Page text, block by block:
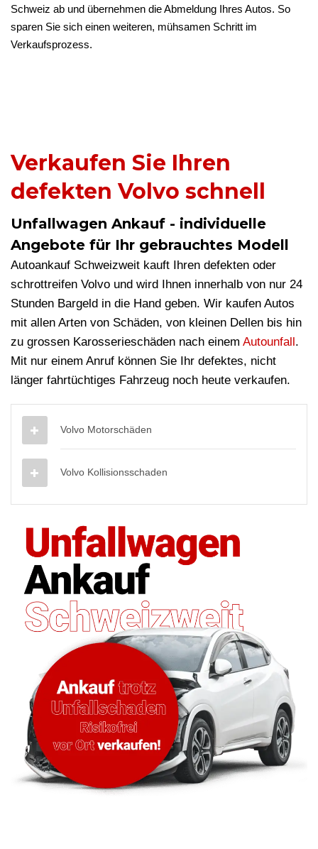
Schweiz ab und übernehmen die Abmeldung Ihres Autos. So
sparen Sie sich einen weiteren, mühsamen Schritt im
Verkaufsprozess.
Verkaufen Sie Ihren
defekten Volvo schnell
Unfallwagen Ankauf - individuelle
Angebote für Ihr gebrauchtes Modell
Autoankauf Schweizweit kauft Ihren defekten oder
schrottreifen Volvo und wird Ihnen innerhalb von nur 24
Stunden Bargeld in die Hand geben. Wir kaufen Autos
mit allen Arten von Schäden, von kleinen Dellen bis hin
zu grossen Karosserieschäden nach einem Autounfall.
Mit nur einem Anruf können Sie Ihr defektes, nicht
länger fahrtüchtiges Fahrzeug noch heute verkaufen.
Volvo Motorschäden
Volvo Kollisionsschaden